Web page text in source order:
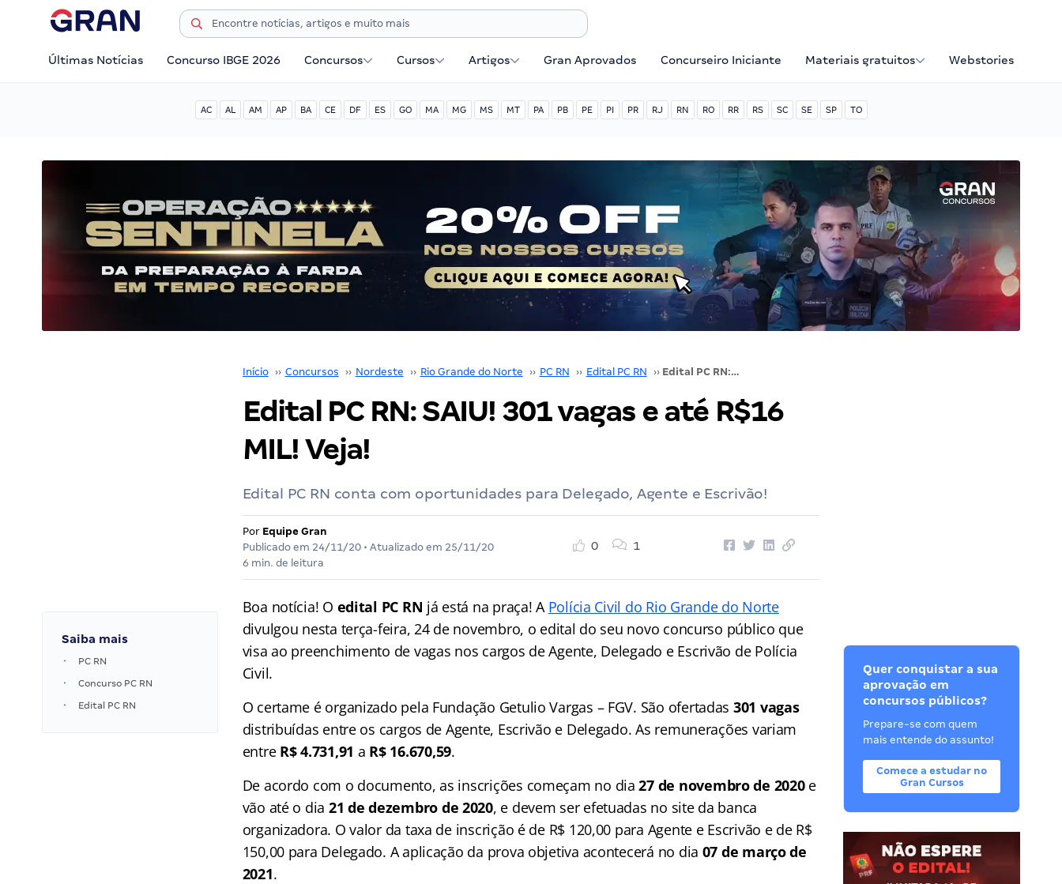
Últimas Notícias Concurso IBGE 2026 Concursos Cursos Artigos Gran Aprovados Concurseiro Iniciante Materiais gratuitos Webstories
AC AL AM AP BA CE DF ES GO MA MG MS MT PA PB PE PI PR RJ RN RO RR RS SC SE SP TO
Início ›› Concursos ›› Nordeste ›› Rio Grande do Norte ›› PC RN ›› Edital PC RN ›› Edital PC RN: SAIU! 301 vagas e até R$16 MIL! Veja!
Edital PC RN: SAIU! 301 vagas e até R$16
MIL! Veja!
Edital PC RN conta com oportunidades para Delegado, Agente e Escrivão!
Por Equipe Gran
Publicado em 24/11/20• Atualizado em 25/11/20
6 min. de leitura
0 1
Saiba mais
PC RN
Concurso PC RN
Edital PC RN
Boa notícia! O edital PC RN já está na praça! A Polícia Civil do Rio Grande do Norte
divulgou nesta terça-feira, 24 de novembro, o edital do seu novo concurso público que
visa ao preenchimento de vagas nos cargos de Agente, Delegado e Escrivão de Polícia
Civil.
O certame é organizado pela Fundação Getulio Vargas – FGV. São ofertadas 301 vagas
distribuídas entre os cargos de Agente, Escrivão e Delegado. As remunerações variam
entre R$ 4.731,91 a R$ 16.670,59.
De acordo com o documento, as inscrições começam no dia27 de novembro de 2020e
vão até o dia 21 de dezembro de 2020, e devem ser efetuadas no site da banca
organizadora. O valor da taxa de inscrição é de R$ 120,00 para Agente e Escrivão e de R$
150,00 para Delegado. A aplicação da prova objetiva acontecerá no dia 07 de março de
2021.
Quer conquistar a sua
aprovação em
concursos públicos?
Prepare-se com quem
mais entende do assunto!
Comece a estudar no
Gran Cursos